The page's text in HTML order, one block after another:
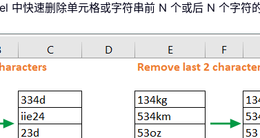
中快速删除单元格或字符串前 N 个或后 N 个字符